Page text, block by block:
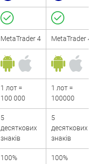
MetaTrader 4 MetaTrader 4
1 лот =
100 000
1 лот =
100000
5
десяткових
знаків
5
десяткових
знаків
100% 100%